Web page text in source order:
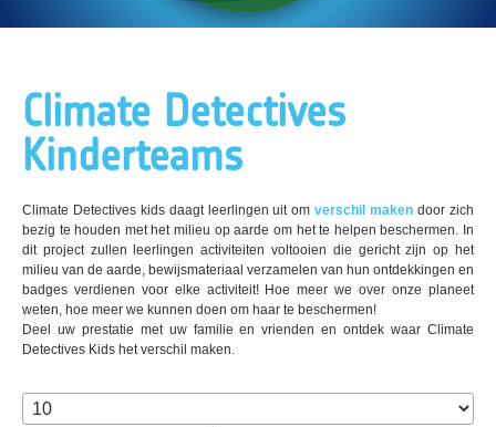
Climate Detectives
Kinderteams
Climate Detectives kids daagt leerlingen uit omverschil maken door zich
bezig te houden met het milieu op aarde om het te helpen beschermen. In
dit project zullen leerlingen activiteiten voltooien die gericht zijn op het
milieu van de aarde, bewijsmateriaal verzamelen van hun ontdekkingen en
badges verdienen voor elke activiteit! Hoe meer we over onze planeet
weten, hoe meer we kunnen doen om haar te beschermen!
Deel uw prestatie met uw familie en vrienden en ontdek waar Climate
Detectives Kids het verschil maken.